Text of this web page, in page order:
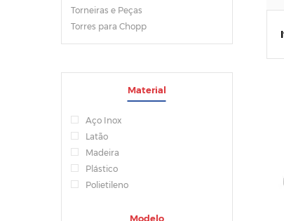
Torneiras e Peças
Torres para Chopp
Material
Aço Inox
Latão
Madeira
Plástico
Polietileno
Modelo